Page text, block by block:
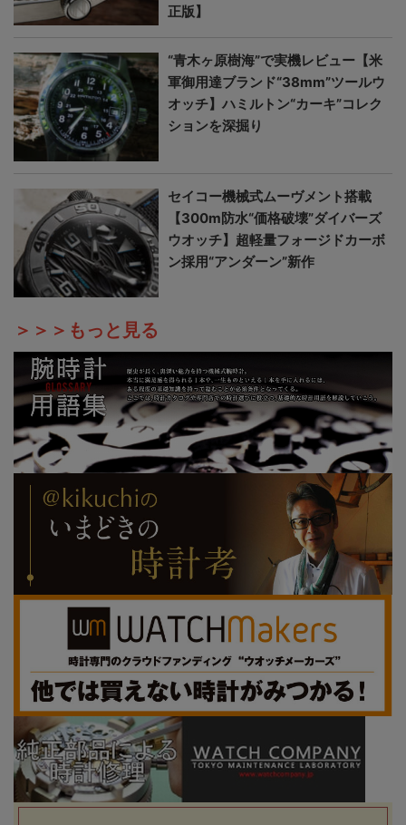
正版】
“青木ヶ原樹海”で実機レビュー【米
軍御用達ブランド“38mm”ツールウ
オッチ】ハミルトン“カーキ”コレク
ションを深掘り
セイコー機械式ムーヴメント搭載
【300m防水“価格破壊”ダイバーズ
ウオッチ】超軽量フォージドカーボ
ン採用“アンダーン”新作
＞＞＞もっと見る